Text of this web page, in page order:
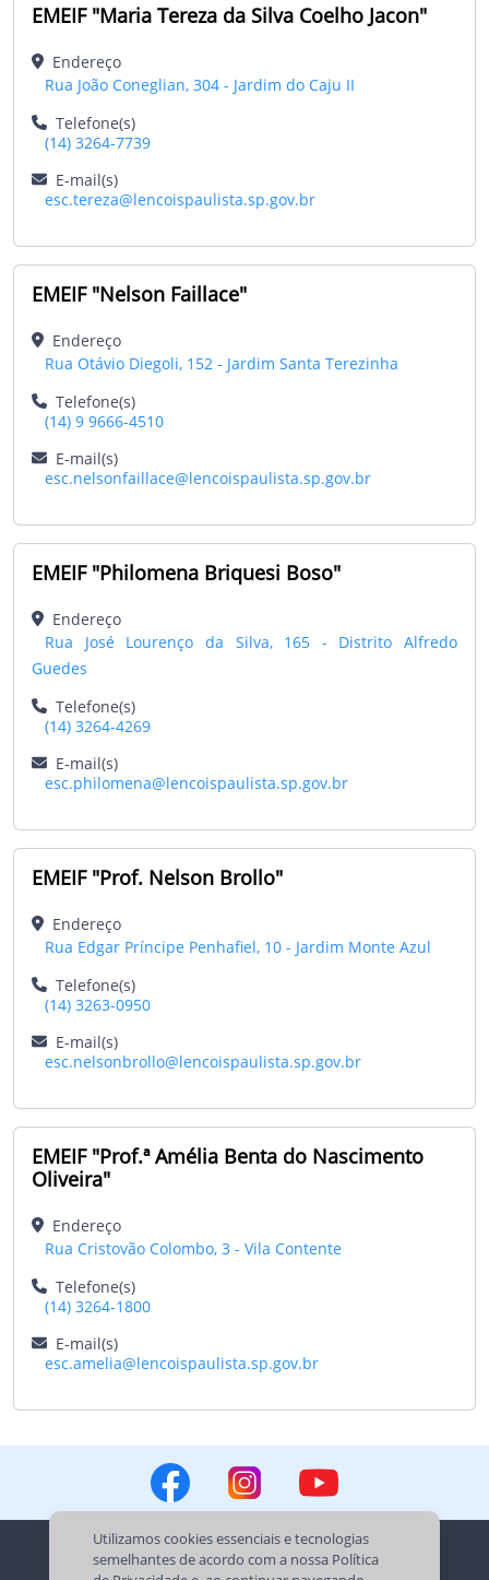
EMEIF "Maria Tereza da Silva Coelho Jacon"
Endereço
Rua João Coneglian, 304 - Jardim do Caju II
Telefone(s)
(14) 3264-7739
E-mail(s)
esc.tereza@lencoispaulista.sp.gov.br
EMEIF "Nelson Faillace"
Endereço
Rua Otávio Diegoli, 152 - Jardim Santa Terezinha
Telefone(s)
(14) 9 9666-4510
E-mail(s)
esc.nelsonfaillace@lencoispaulista.sp.gov.br
EMEIF "Philomena Briquesi Boso"
Endereço
Rua José Lourenço da Silva, 165 - Distrito Alfredo
Guedes
Telefone(s)
(14) 3264-4269
E-mail(s)
esc.philomena@lencoispaulista.sp.gov.br
EMEIF "Prof. Nelson Brollo"
Endereço
Rua Edgar Príncipe Penhafiel, 10 - Jardim Monte Azul
Telefone(s)
(14) 3263-0950
E-mail(s)
esc.nelsonbrollo@lencoispaulista.sp.gov.br
EMEIF "Prof.ª Amélia Benta do Nascimento
Oliveira"
Endereço
Rua Cristovão Colombo, 3 - Vila Contente
Telefone(s)
(14) 3264-1800
E-mail(s)
esc.amelia@lencoispaulista.sp.gov.br
Utilizamos cookies essenciais e tecnologias
semelhantes de acordo com a nossa Política